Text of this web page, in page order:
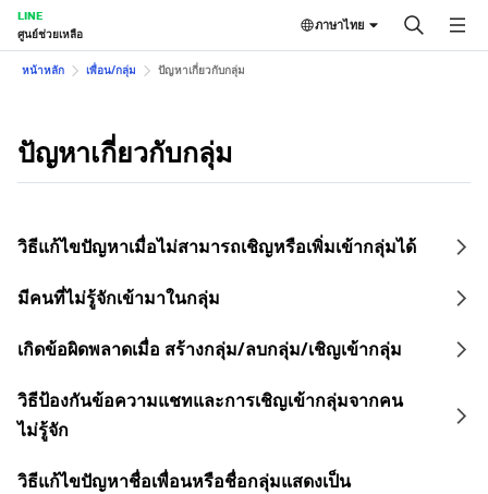
LINE
ศูนย์ช่วยเหลือ
ภาษาไทย
หน้าหลัก เพื่อน/กลุ่ม ปัญหาเกี่ยวกับกลุ่ม
ปัญหาเกี่ยวกับกลุ่ม
วิธีแก้ไขปัญหาเมื่อไม่สามารถเชิญหรือเพิ่มเข้ากลุ่มได้
มีคนที่ไม่รู้จักเข้ามาในกลุ่ม
เกิดข้อผิดพลาดเมื่อ สร้างกลุ่ม/ลบกลุ่ม/เชิญเข้ากลุ่ม
วิธีป้องกันข้อความแชทและการเชิญเข้ากลุ่มจากคน
ไม่รู้จัก
วิธีแก้ไขปัญหาชื่อเพื่อนหรือชื่อกลุ่มแสดงเป็น